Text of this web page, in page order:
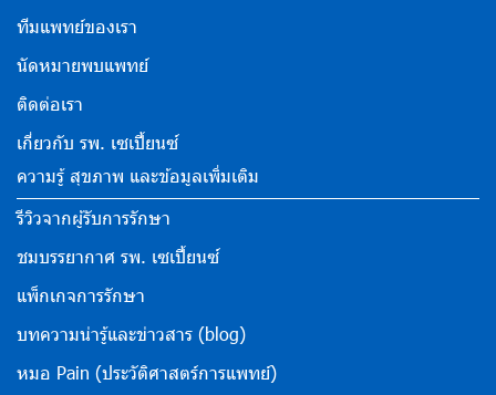
ทีมแพทย์ของเรา
นัดหมายพบแพทย์
ติดต่อเรา
เกี่ยวกับ รพ. เซเปี้ยนซ์
ความรู้ สุขภาพ และข้อมูลเพิ่มเติม
รีวิวจากผู้รับการรักษา
ชมบรรยากาศ รพ. เซเปี้ยนซ์
แพ็กเกจการรักษา
บทความน่ารู้และข่าวสาร (blog)
หมอ Pain (ประวัติศาสตร์การแพทย์)